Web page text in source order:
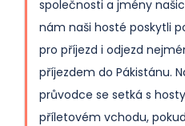
společnosti a jmény
nám naši hosté poskytli
pro příjezd i odjezd
příjezdem do Pákistánu.
průvodce se setká s
příletovém vchodu,